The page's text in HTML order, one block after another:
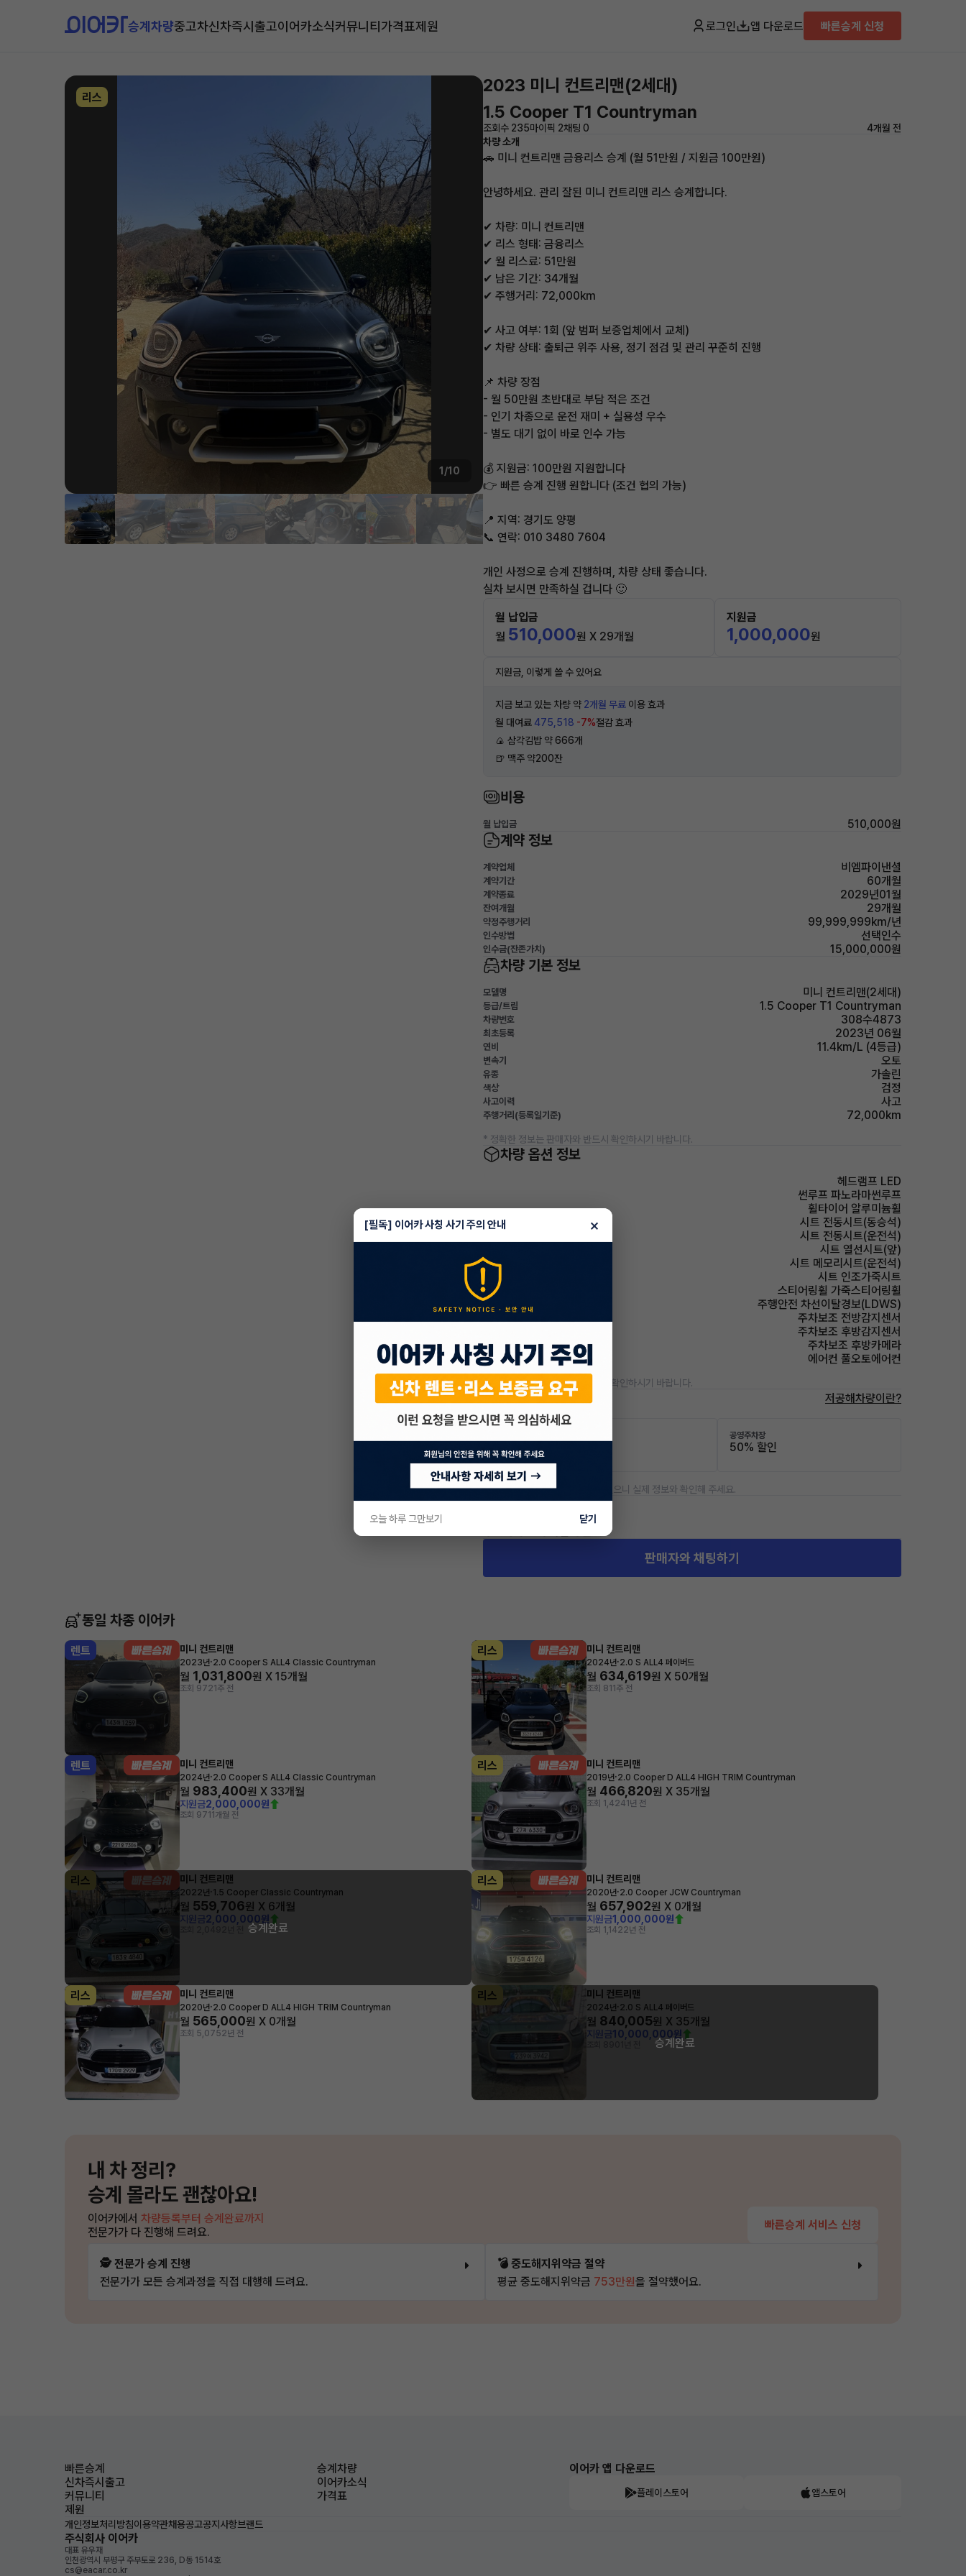
승계차량중고차신차즉시출고이어카소식커뮤니티가격표제원 로그인 앱 다운로드 빠른승계 신청
리스
1/10
2023 미니 컨트리맨(2세대)
1.5 Cooper T1 Countryman
조회수 235마이픽 2채팅 0
4개월 전
차량 소개
🚗 미니 컨트리맨 금융리스 승계 (월 51만원 / 지원금 100만원)
안녕하세요. 관리 잘된 미니 컨트리맨 리스 승계합니다.
✔ 차량: 미니 컨트리맨
✔ 리스 형태: 금융리스
✔ 월 리스료: 51만원
✔ 남은 기간: 34개월
✔ 주행거리: 72,000km
✔ 사고 여부: 1회 (앞 범퍼 보증업체에서 교체)
✔ 차량 상태: 출퇴근 위주 사용, 정기 점검 및 관리 꾸준히 진행
📌 차량 장점
- 월 50만원 초반대로 부담 적은 조건
- 인기 차종으로 운전 재미 + 실용성 우수
- 별도 대기 없이 바로 인수 가능
💰 지원금: 100만원 지원합니다
👉 빠른 승계 진행 원합니다 (조건 협의 가능)
📍 지역: 경기도 양평
📞 연락: 010 3480 7604
개인 사정으로 승계 진행하며, 차량 상태 좋습니다.
실차 보시면 만족하실 겁니다 🙂
월 납입금
월 510,000원 X 29개월
지원금
1,000,000원
지원금, 이렇게 쓸 수 있어요
지금 보고 있는 차량 약 2개월 무료 이용 효과
월 대여료 475,518 -7%절감 효과
🍙 삼각김밥 약 666개
🍺 맥주 약200잔
비용
월 납입금 510,000원
계약 정보
계약업체 비엠파이낸셜
계약기간 60개월
계약종료 2029년01월
잔여개월 29개월
약정주행거리 99,999,999km/년
인수방법 선택인수
인수금(잔존가치) 15,000,000원
차량 기본 정보
모델명 미니 컨트리맨(2세대)
등급/트림 1.5 Cooper T1 Countryman
차량번호 308수4873
최초등록 2023년 06월
연비 11.4km/L (4등급)
변속기 오토
유종 가솔린
색상 검정
사고이력 사고
주행거리(등록일기준) 72,000km
* 정확한 정보는 판매자와 반드시 확인하시기 바랍니다.
차량 옵션 정보
헤드램프 LED
썬루프 파노라마썬루프
휠타이어 알루미늄휠
시트 전동시트(동승석)
시트 전동시트(운전석)
시트 열선시트(앞)
시트 메모리시트(운전석)
시트 인조가죽시트
스티어링휠 가죽스티어링휠
주행안전 차선이탈경보(LDWS)
주차보조 전방감지센서
주차보조 후방감지센서
주차보조 후방카메라
에어컨 풀오토에어컨
* 정확한 정보는 판매자와 반드시 확인하시기 바랍니다.
저공해차량 정보 저공해차량이란?
공영주차장
50% 할인
* 본 정보는 지자체마다 다를 수 있으니 실제 정보와 확인해 주세요.
차량 위치
판매자와 채팅하기
동일 차종 이어카
렌트 미니 컨트리맨
2023년·2.0 Cooper S ALL4 Classic Countryman
월 1,031,800원 X 15개월
조회 9721주 전
리스 미니 컨트리맨
2024년·2.0 S ALL4 페이버드
월 634,619원 X 50개월
조회 81 1주 전
렌트 미니 컨트리맨
2024년·2.0 Cooper S ALL4 Classic Countryman
월 983,400원 X 33개월
지원금2,000,000원
조회 971 1개월 전
리스 미니 컨트리맨
2019년·2.0 Cooper D ALL4 HIGH TRIM Countryman
월 466,820원 X 35개월
조회 1,4241년 전
리스 미니 컨트리맨
2022년· 1.5 Cooper Classic Countryman
월 559,706원 X 6개월
지원금2,000,000원
승계완료
리스 미니 컨트리맨
2020년·2.0 Cooper JCW Countryman
월 657,902원 X 0개월
지원금1,000,000원
조회 1,1422년 전
리스 미니 컨트리맨
2020년·2.0 Cooper D ALL4 HIGH TRIM Countryman
월 565,000원 X 0개월
조회 5,0752년 전
리스 미니 컨트리맨
2024년· 2.0 S ALL4 페이버드
월 840,005원 X 35개월
지원금10,000,000원
승계완료
내 차 정리?
승계 몰라도 괜찮아요!
이어카에서 차량등록부터 승계완료까지
전문가가 다 진행해 드려요.
빠른승계 서비스 신청
🕵️ 전문가 승계 진행
전문가가 모든 승계과정을 직접 대행해 드려요.
💣 중도해지위약금 절약
평균 중도해지위약금 753만원을 절약했어요.
빠른승계
승계차량
신차즉시출고
이어카소식
커뮤니티
가격표
제원
이어카 앱 다운로드
플레이스토어 앱스토어
개인정보처리방침이용약관채용공고공지사항브랜드
주식회사 이어카
대표 유우재
인천광역시 부평구 주부토로 236, D동 1514호
cs@eacar.co.kr
[필독] 이어카 사칭 사기 주의 안내 ×
오늘 하루 그만보기 닫기